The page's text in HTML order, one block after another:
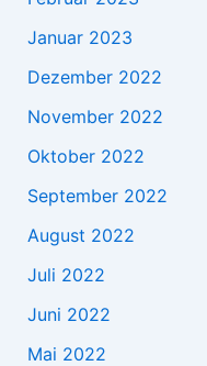
Januar 2023
Dezember 2022
November 2022
Oktober 2022
September 2022
August 2022
Juli 2022
Juni 2022
Mai 2022